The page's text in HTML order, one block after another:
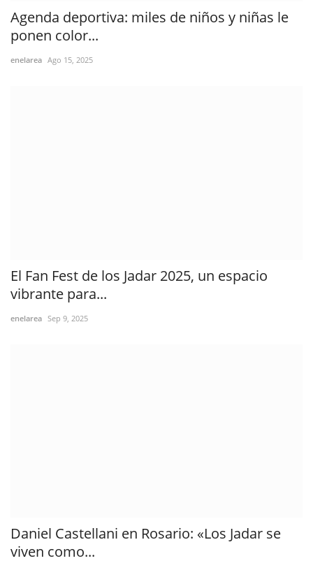
Agenda deportiva: miles de niños y niñas le
ponen color...
enelarea Ago 15, 2025
El Fan Fest de los Jadar 2025, un espacio
vibrante para...
enelarea Sep 9, 2025
Daniel Castellani en Rosario: «Los Jadar se
viven como...